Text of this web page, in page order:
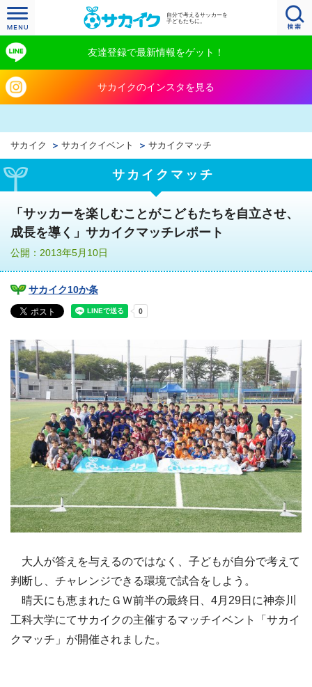
自分で考えるサッカーを
子どもたちに。
友達登録で最新情報をゲット！
サカイクのインスタを見る
サカイク サカイクイベント サカイクマッチ
サカイクマッチ
「サッカーを楽しむことがこどもたちを自立させ、
成長を導く」サカイクマッチレポート
公開：2013年5月10日
サカイク10か条
大人が答えを与えるのではなく、子どもが自分で考えて
判断し、チャレンジできる環境で試合をしよう。
晴天にも恵まれたＧＷ前半の最終日、4月29日に神奈川
工科大学にてサカイクの主催するマッチイベント「サカイ
クマッチ」が開催されました。